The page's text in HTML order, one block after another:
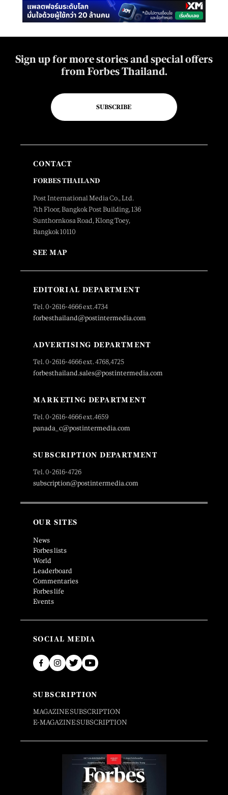
Sign up for more stories and special offers
from Forbes Thailand.
SUBSCRIBE
CONTACT
FORBES THAILAND
Post International Media Co., Ltd.
7th Floor, Bangkok Post Building, 136
Sunthornkosa Road, Klong Toey,
Bangkok 10110
SEE MAP
EDITORIAL DEPARTMENT
Tel. 0-2616-4666 ext.4734
forbesthailand@postintermedia.com
ADVERTISING DEPARTMENT
Tel. 0-2616-4666 ext. 4768,4725
forbesthailand.sales@postintermedia.com
MARKETING DEPARTMENT
Tel. 0-2616-4666 ext.4659
panada_c@postintermedia.com
SUBSCRIPTION DEPARTMENT
Tel. 0-2616-4726
subscription@postintermedia.com
OUR SITES
News
Forbes lists
World
Leaderboard
Commentaries
Forbes life
Events
SOCIAL MEDIA
SUBSCRIPTION
MAGAZINE SUBSCRIPTION
E-MAGAZINE SUBSCRIPTION